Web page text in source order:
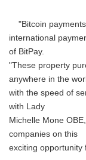
"Bitcoin payments
international
of BitPay.
"These property
anywhere in the
with the speed of
with Lady
Michelle Mone
companies on this
exciting opportunity